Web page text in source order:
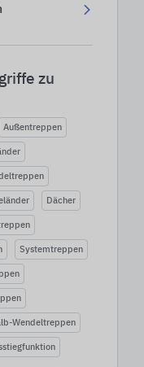
zu
Außentreppen
Dächer
Systemtreppen
Wendeltreppen